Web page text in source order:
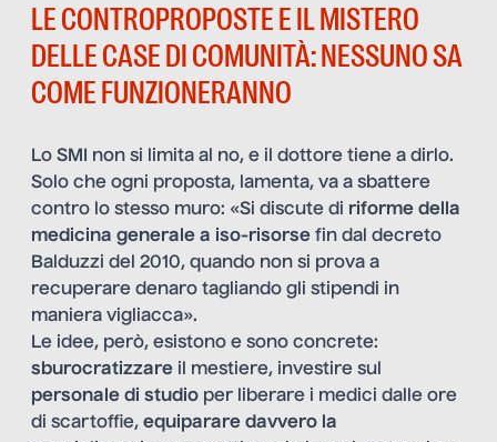
LE CONTROPROPOSTE E IL MISTERO
DELLE CASE DI COMUNITÀ: NESSUNO SA
COME FUNZIONERANNO
Lo SMI non si limita al no, e il dottore tiene a dirlo.
Solo che ogni proposta, lamenta, va a sbattere
contro lo stesso muro: «Si discute di riforme della
medicina generale a iso-risorse fin dal decreto
Balduzzi del 2010, quando non si prova a
recuperare denaro tagliando gli stipendi in
maniera vigliacca».
Le idee, però, esistono e sono concrete:
sburocratizzare il mestiere, investire sul
personale di studio per liberare i medici dalle ore
di scartoffie, equiparare davvero la